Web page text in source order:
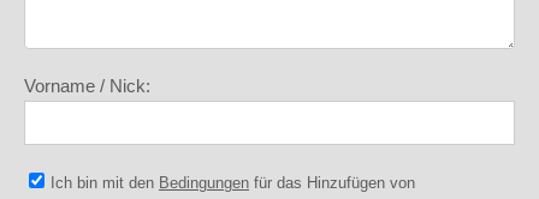
Vorname / Nick:
Ich bin mit den Bedingungen für das Hinzufügen von